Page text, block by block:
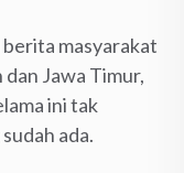
masyarakat
Jawa Timur,
ini tak
ada.